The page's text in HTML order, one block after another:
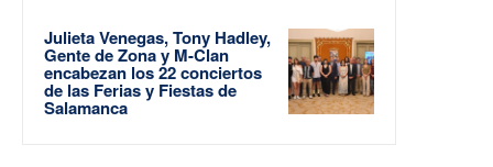
Julieta Venegas, Tony Hadley,
Gente de Zona y M-Clan
encabezan los 22 conciertos
de las Ferias y Fiestas de
Salamanca